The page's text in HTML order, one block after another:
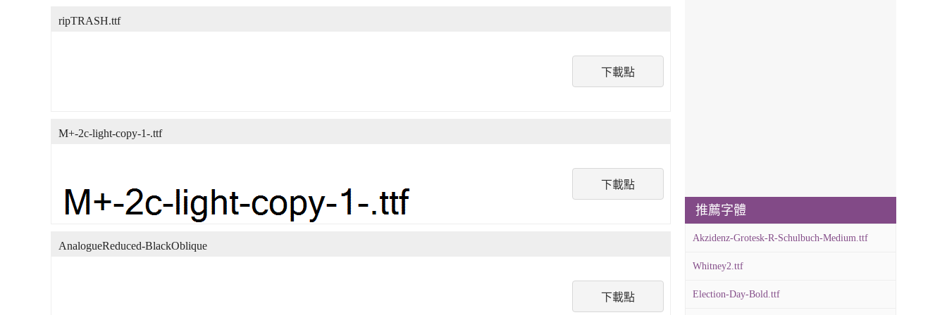
下載點
ripTRASH.ttf
下載點
M+-2c-light-copy-1-.ttf
下載點
AnalogueReduced-BlackOblique
推薦字體
Akzidenz-Grotesk-R-Schulbuch-Medium.ttf
Whitney2.ttf
Election-Day-Bold.ttf